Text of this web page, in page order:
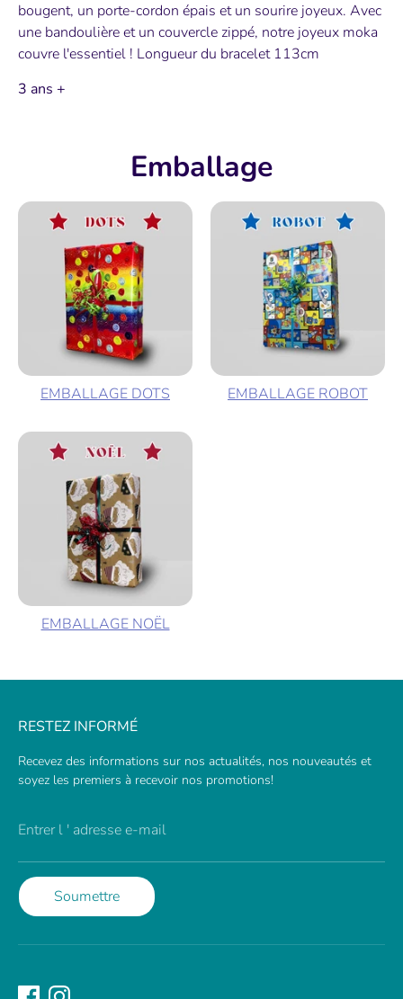
bougent, un porte-cordon épais et un sourire joyeux. Avec
une bandoulière et un couvercle zippé, notre joyeux moka
couvre l'essentiel ! Longueur du bracelet 113cm
3 ans +
Emballage
EMBALLAGE DOTS EMBALLAGE ROBOT
EMBALLAGE NOËL
RESTEZ INFORMÉ
Recevez des informations sur nos actualités, nos nouveautés et
soyez les premiers à recevoir nos promotions!
Entrer l ' adresse e-mail
Soumettre